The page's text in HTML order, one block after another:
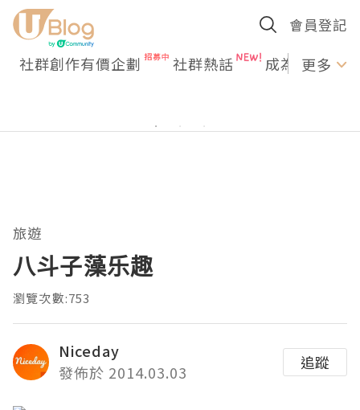
會員登記
社群創作有價企劃 社群熱話 成為U更多
旅遊
八斗子藻乐趣
瀏覽次數:753
Niceday
發佈於 2014.03.03
追蹤